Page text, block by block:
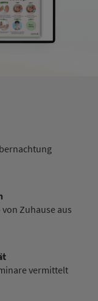
Zuhause aus
vermittelt